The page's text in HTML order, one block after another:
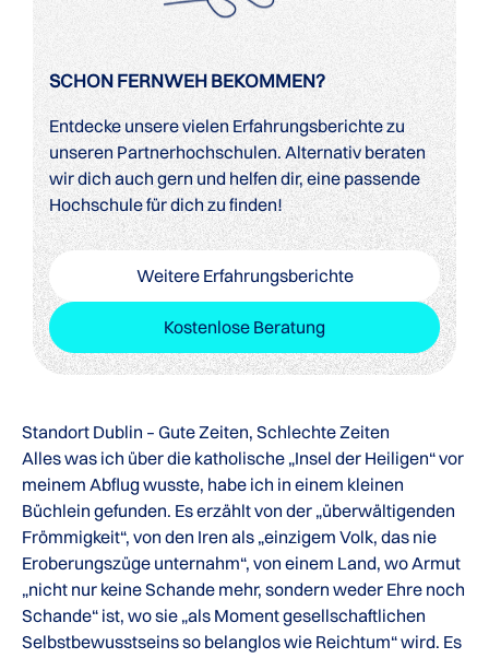
SCHON FERNWEH BEKOMMEN?
Entdecke unsere vielen Erfahrungsberichte zu
unseren Partnerhochschulen. Alternativ beraten
wir dich auch gern und helfen dir, eine passende
Hochschule für dich zu finden!
Weitere Erfahrungsberichte
Kostenlose Beratung
Standort Dublin – Gute Zeiten, Schlechte Zeiten
Alles was ich über die katholische „Insel der Heiligen“ vor
meinem Abflug wusste, habe ich in einem kleinen
Büchlein gefunden. Es erzählt von der „überwältigenden
Frömmigkeit“, von den Iren als „einzigem Volk, das nie
Eroberungszüge unternahm“, von einem Land, wo Armut
„nicht nur keine Schande mehr, sondern weder Ehre noch
Schande“ ist, wo sie „als Moment gesellschaftlichen
Selbstbewusstseins so belanglos wie Reichtum“ wird. Es